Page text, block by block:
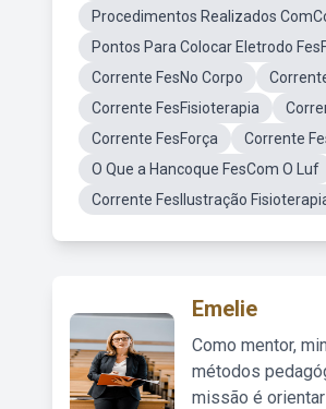
Procedimentos Realizados
Pontos Para Colocar Eletrodo
Corrente FesNo Corpo
Corrente FesFisioterapia
Corrente FesForça
Corrente
O Que a Hancoque FesCom O Luf
Corrente FesIlustração
Emelie
Como mentor,
métodos
missão é